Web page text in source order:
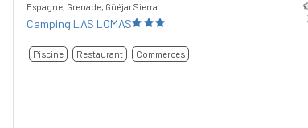
Espagne, Grenade, Güéjar Sierra
Camping LAS LOMAS
Piscine Restaurant Commerces